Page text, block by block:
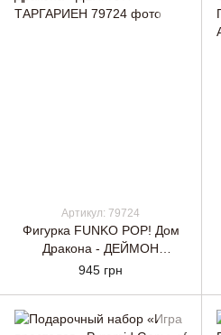
Артикул: 79724
Фигурка FUNKO POP! Дом
Дракона - ДЕЙМОН
ТАРГАРИЕН
945 грн